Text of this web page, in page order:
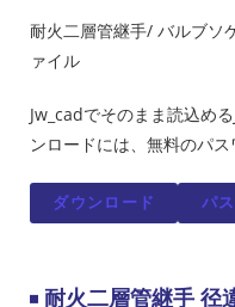
耐火二層管継手/ バルブソ
ァイル
Jw_cadでそのまま読込め
ンロードには、無料のパス
ダウンロード パ
耐火二層管継手 径